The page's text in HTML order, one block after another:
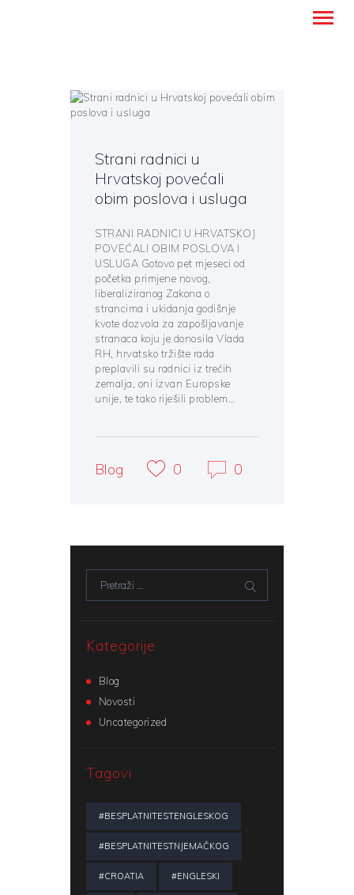
PREVODITELJSKE USLUGE
UČENJE STRANIH JEZIKA
O NAMA
KONTAKT
HRVATSKI
Strani radnici u
Hrvatskoj povećali
obim poslova i usluga
STRANI RADNICI U HRVATSKOJ
POVEĆALI OBIM POSLOVA I
USLUGA Gotovo pet mjeseci od
početka primjene novog,
liberaliziranog Zakona o
strancima i ukidanja godišnje
kvote dozvola za zapošljavanje
stranaca koju je donosila Vlada
RH, hrvatsko tržište rada
preplavili su radnici iz trećih
zemalja, oni izvan Europske
unije, te tako riješili problem…
Blog 0 0
Kategorije
Blog
Novosti
Uncategorized
Tagovi
#BESPLATNITESTENGLESKOG
#BESPLATNITESTNJEMAČKOG
#CROATIA #ENGLESKI